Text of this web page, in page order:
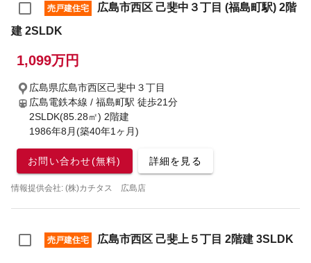
売戸建住宅
広島市西区 己斐中３丁目 (福島町駅) 2階
建 2SLDK
1,099万円
広島県広島市西区己斐中３丁目
広島電鉄本線 / 福島町駅 徒歩21分
2SLDK(85.28㎡) 2階建
1986年8月(築40年1ヶ月)
お問い合わせ(無料) 詳細を見る
情報提供会社: (株)カチタス 広島店
売戸建住宅 広島市西区 己斐上５丁目 2階建 3SLDK